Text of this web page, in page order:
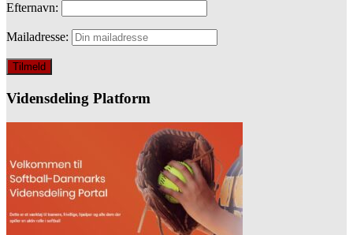
Efternavn:
Mailadresse:
Vidensdeling Platform